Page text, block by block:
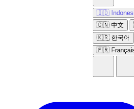
🇮🇩
🇨🇳 中文
🇰🇷 한국어
🇫🇷